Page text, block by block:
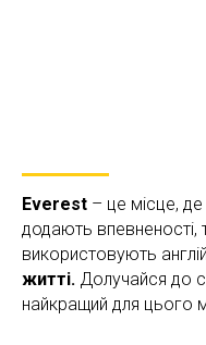
Everest – це місце,
додають
використовують
житті. Долучайся до
найкращий для цього